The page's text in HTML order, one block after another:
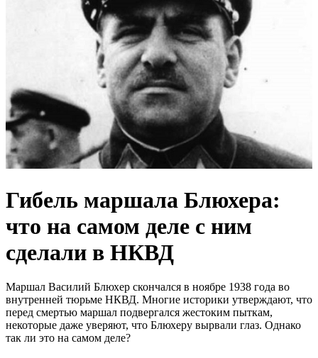
Гибель маршала Блюхера:
что на самом деле с ним
сделали в НКВД
Маршал Василий Блюхер скончался в ноябре 1938 года во
внутренней тюрьме НКВД. Многие историки утверждают, что
перед смертью маршал подвергался жестоким пыткам,
некоторые даже уверяют, что Блюхеру вырвали глаз. Однако
так ли это на самом деле?